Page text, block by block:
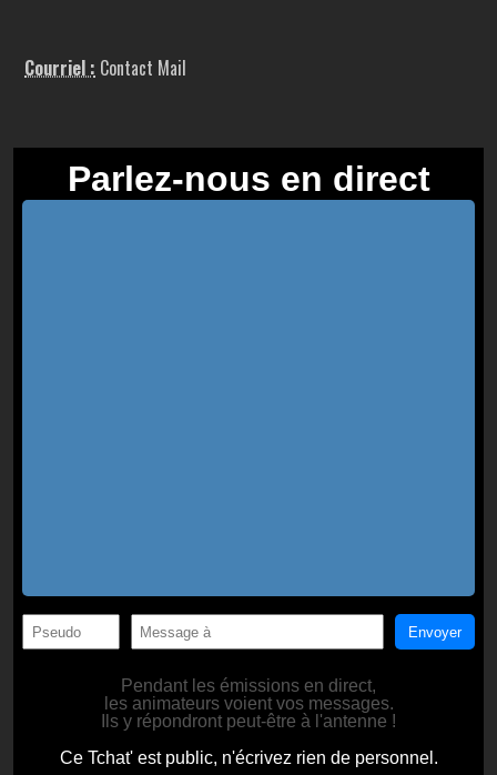
Courriel : Contact Mail